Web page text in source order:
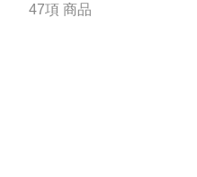
47項 商品